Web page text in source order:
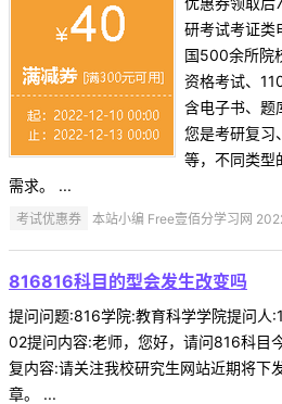
研考试考证类
国500余所院
资格考试、
含电子书、题
您是考研复习
等，不同类型
需求。 ...
考试优惠券 本站小编 Free壹佰分学习网
816816科目的型会发生改变吗
提问问题:816学院:教育科学学院提问
02提问内容:老师，您好，请问816科目
复内容:请关注我校研究生网站近期将下
章。 ...